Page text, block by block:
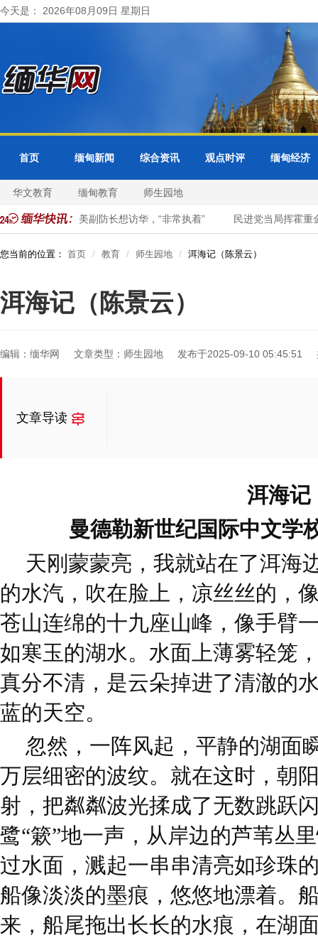
今天是： 2026年08月09日 星期日
首页 缅甸新闻 综合资讯 观点时评 缅甸经济
华文教育 缅甸教育 师生园地
爆料：美副防长想访华，“非常执着” 民进党当局挥霍重金
您当前的位置： 首页 教育 师生园地 洱海记（陈景云）
洱海记（陈景云）
编辑：缅华网 文章类型：师生园地 发布于2025-09-10 05:45:51
文章导读
洱海记
曼德勒新世纪国际中文学
天刚蒙蒙亮，我就站在了洱海
的水汽，吹在脸上，凉丝丝的，
苍山连绵的十九座山峰，像手臂
如寒玉的湖水。水面上薄雾轻笼
真分不清，是云朵掉进了清澈的
蓝的天空。
忽然，一阵风起，平静的湖面
万层细密的波纹。就在这时，朝
射，把粼粼波光揉成了无数跳跃
鹭“簌”地一声，从岸边的芦苇丛
过水面，溅起一串串清亮如珍珠
船像淡淡的墨痕，悠悠地漂着。
来，船尾拖出长长的水痕，在湖